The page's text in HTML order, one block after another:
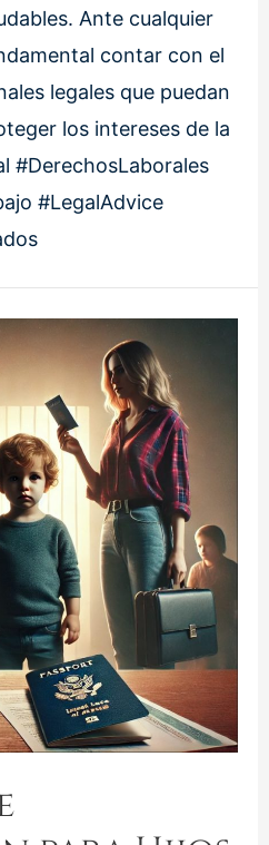
Ante cualquier
contar con el
legales que puedan
los intereses de la
#DerechosLaborales
#LegalAdvice